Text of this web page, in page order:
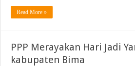
Read More »
PPP Merayakan Hari Jadi
kabupaten Bima